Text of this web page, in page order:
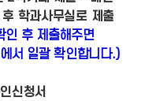
학과사무실로 제출
인 후 제출해주면
서 일괄 확인합니다.)
신청서